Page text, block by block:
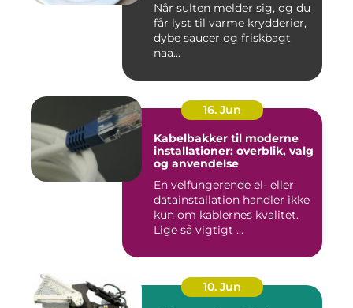
Når sulten melder sig, og du
får lyst til varme krydderier,
dybe saucer og friskbagt
naa...
16. Jun
Kabelbakker til moderne
installationer: overblik, valg
og anvendelse
En velfungerende el- eller
datainstallation handler ikke
kun om kablernes kvalitet.
Lige så vigtigt ...
10. Jun